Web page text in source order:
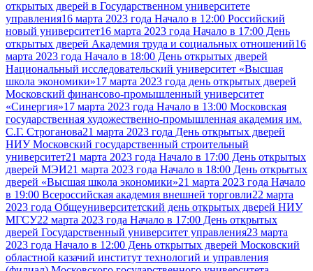
открытых дверей в Государственном университете
управления16 марта 2023 года Начало в 12:00 Российский
новый университет16 марта 2023 года Начало в 17:00 День
открытых дверей Академия труда и социальных отношений16
марта 2023 года Начало в 18:00 День открытых дверей
Национальный исследовательский университет «Высшая
школа экономики»17 марта 2023 года день открытых дверей
Московский финансово-промышленный университет
«Синергия»17 марта 2023 года Начало в 13:00 Московская
государственная художественно-промышленная академия им.
С.Г. Строганова21 марта 2023 года День открытых дверей
НИУ Московский государственный строительный
университет21 марта 2023 года Начало в 17:00 День открытых
дверей МЭИ21 марта 2023 года Начало в 18:00 День открытых
дверей «Высшая школа экономики»21 марта 2023 года Начало
в 19:00 Всероссийская академия внешней торговли22 марта
2023 года Общеуниверситетский день открытых дверей НИУ
МГСУ22 марта 2023 года Начало в 17:00 День открытых
дверей Государственный университет управления23 марта
2023 года Начало в 12:00 День открытых дверей Московский
областной казачий институт технологий и управления